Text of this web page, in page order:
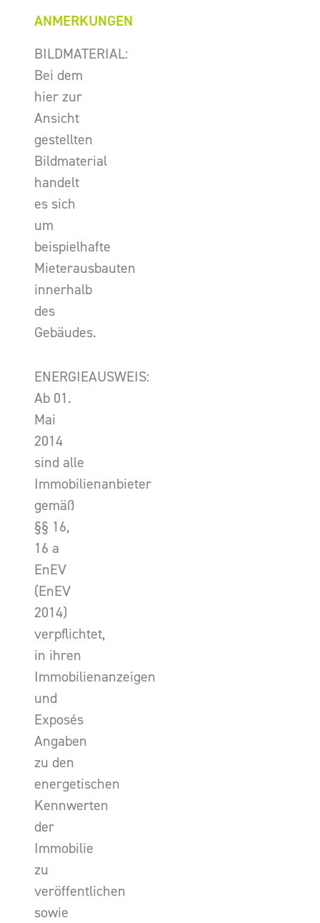
ANMERKUNGEN
BILDMATERIAL:
Bei dem
hier zur
Ansicht
gestellten
Bildmaterial
handelt
es sich
um
beispielhafte
Mieterausbauten
innerhalb
des
Gebäudes.
ENERGIEAUSWEIS:
Ab 01.
Mai
2014
sind alle
Immobilienanbieter
gemäß
§§ 16,
16 a
EnEV
(EnEV
2014)
verpflichtet,
in ihren
Immobilienanzeigen
und
Exposés
Angaben
zu den
energetischen
Kennwerten
der
Immobilie
zu
veröffentlichen
sowie